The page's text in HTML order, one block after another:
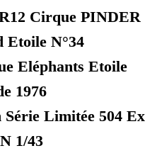
Cirque PINDER
Etoile N°34
Eléphants Etoile
1976
Limitée 504 Ex
1/43